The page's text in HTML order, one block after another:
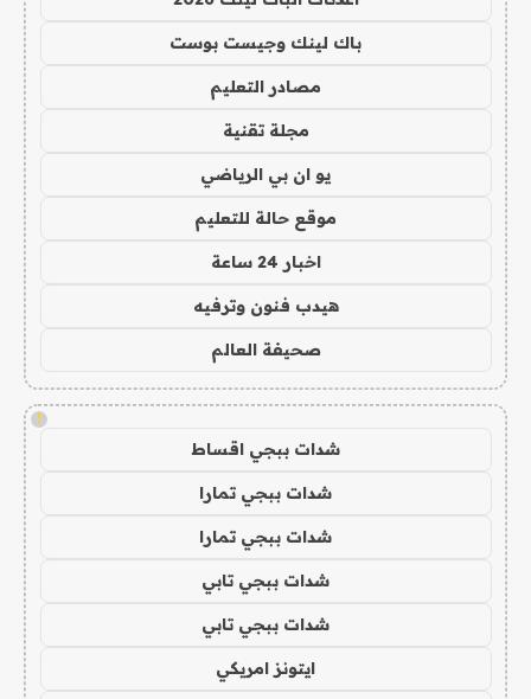
باك لينك وجيست بوست
مصادر التعليم
مجلة تقنية
يو ان بي الرياضي
موقع حالة للتعليم
اخبار 24 ساعة
هيدب فنون وترفيه
صحيفة العالم
!
شدات ببجي اقساط
شدات ببجي تمارا
شدات ببجي تمارا
شدات ببجي تابي
شدات ببجي تابي
ايتونز امريكي